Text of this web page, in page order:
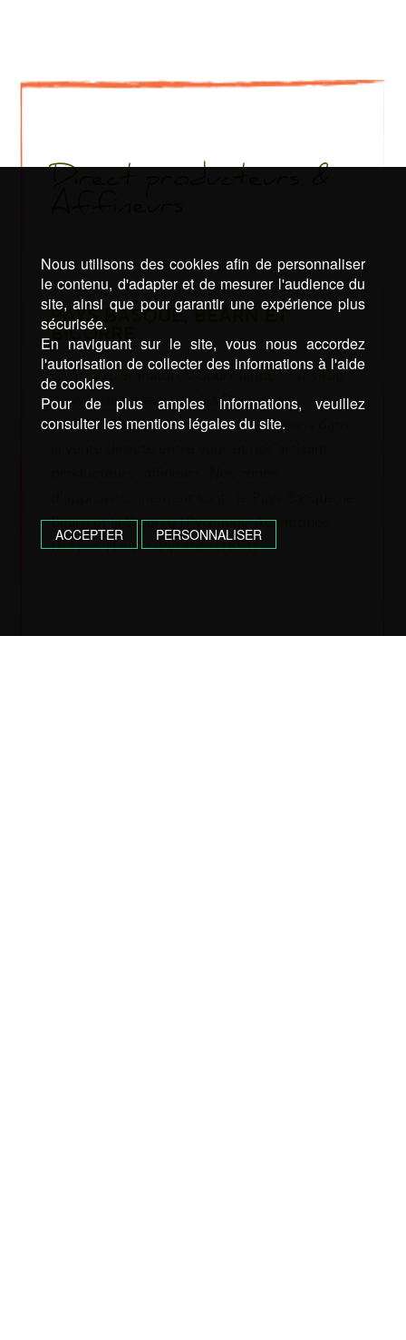
Direct producteurs &
PAYS BASQUE, BÉARN ET
BIGORRE
Comptoir Signatures Gourmandes est situé
dans le département des Pyrénées-
Atlantiques (64). Nous nous engageons dans
Béarn et la Bigorre (Pyrénées-Atlantiques
(64) et Hautes-Pyrénées(65)).
Nous utilisons des cookies afin de personnaliser
le contenu, d'adapter et de mesurer l'audience du
site, ainsi que pour garantir une expérience plus
sécurisée.
En naviguant sur le site, vous nous accordez
l'autorisation de collecter des informations à l'aide
de cookies.
Pour de plus amples informations, veuillez
consulter les mentions légales du site.
ACCEPTER PERSONNALISER